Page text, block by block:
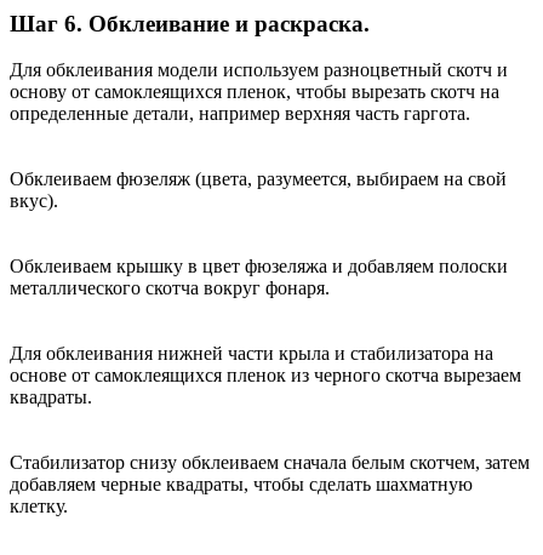
Шаг 6. Обклеивание и раскраска.
Для обклеивания модели используем разноцветный скотч и
основу от самоклеящихся пленок, чтобы вырезать скотч на
определенные детали, например верхняя часть гаргота.
Обклеиваем фюзеляж (цвета, разумеется, выбираем на свой
вкус).
Обклеиваем крышку в цвет фюзеляжа и добавляем полоски
металлического скотча вокруг фонаря.
Для обклеивания нижней части крыла и стабилизатора на
основе от самоклеящихся пленок из черного скотча вырезаем
квадраты.
Стабилизатор снизу обклеиваем сначала белым скотчем, затем
добавляем черные квадраты, чтобы сделать шахматную
клетку.